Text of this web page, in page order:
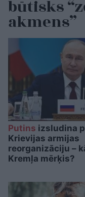
būtisks
akmens”
Putins izsludina
Krievijas armijas
reorganizāciju –
Kremļa mērķis?